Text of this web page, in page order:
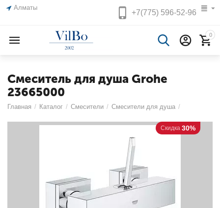
Алматы
+7(775)596-52-96
0
Смеситель для душа Grohe
23665000
Главная / Каталог / Смесители / Смесители для душа /
Скидка 30%